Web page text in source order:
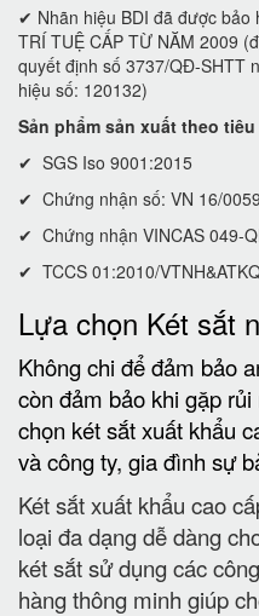
✔ Nhãn hiệu BDI đã được bảo
TRÍ TUỆ CẤP TỪ NĂM 2009
quyết định số 3737/QĐ-SHTT
hiệu số: 120132)
Sản phẩm sản xuất theo
✔ SGS Iso 9001:2015
✔ Chứng nhận số: VN 16/0059
✔ Chứng nhận VINCAS 049-
✔ TCCS 01:2010/
Lựa chọn Két sắt
Không chi để đảm bảo
còn đảm bảo khi gặp
chọn két sắt xuất khẩu
và công ty, gia đình sự
Két sắt xuất khẩu cao
loại đa dạng dễ dàng
két sắt sử dụng các
hàng thông minh giúp